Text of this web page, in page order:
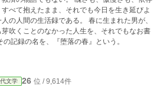
Shinsuke Mizui All rights reserved.
すべて抱えたまま、それでも今日を生き延びよ
の生活録である。 春に生まれた男が、
吹くことのなかった人生を、それでもなお書
続ける。 その記録の名を、『堕落の春』という。
文学 26 位 / 9,614件